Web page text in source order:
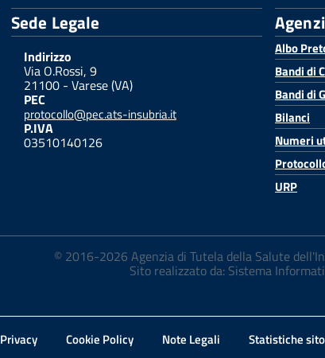
Sede Legale
Indirizzo
Via O.Rossi, 9
21100 - Varese (VA)
PEC
protocollo@pec.ats-insubria.it
P.IVA
03510140126
Albo
Bandi di
Bandi di
Bilanci
Numeri
URP
© 2016-2026 Agenzia di Tutela della Salute
Sito realizzato da: Sistema
Privacy Cookie Policy Note Legali Statistiche